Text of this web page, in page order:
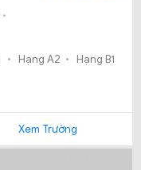
Hạng A2 Hạng B1
Xem Trường